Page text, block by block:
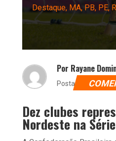
Destaque, MA, PB, PE,
Por Rayane
Postado dia 30 de
Dez clubes
Nordeste na